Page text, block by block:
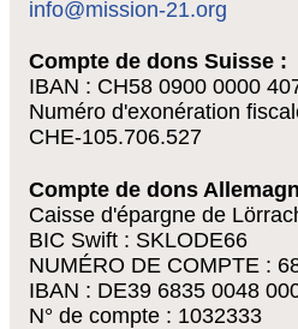
info@mission-21.org
Compte de dons Suisse :
IBAN : CH58 0900 0000
Numéro d'exonération
CHE-105.706.527
Compte de dons
Caisse d'épargne de
BIC Swift : SKLODE66
NUMÉRO DE COMPTE :
IBAN : DE39 6835 0048
N° de compte : 1032333